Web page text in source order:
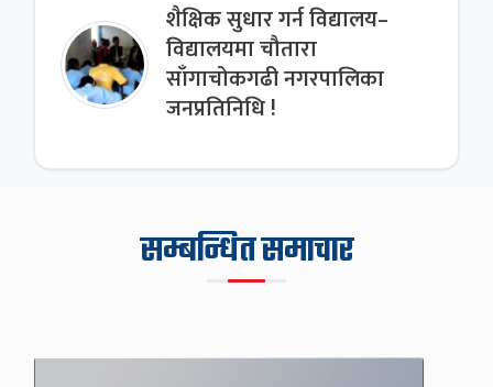
शैक्षिक सुधार गर्न विद्यालय–
विद्यालयमा चौतारा
साँगाचोकगढी नगरपालिका
जनप्रतिनिधि !
सम्बन्धित समाचार